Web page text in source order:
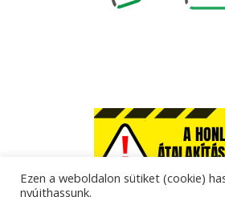
Ezen a weboldalon sütiket (cookie)
nyújthassunk.